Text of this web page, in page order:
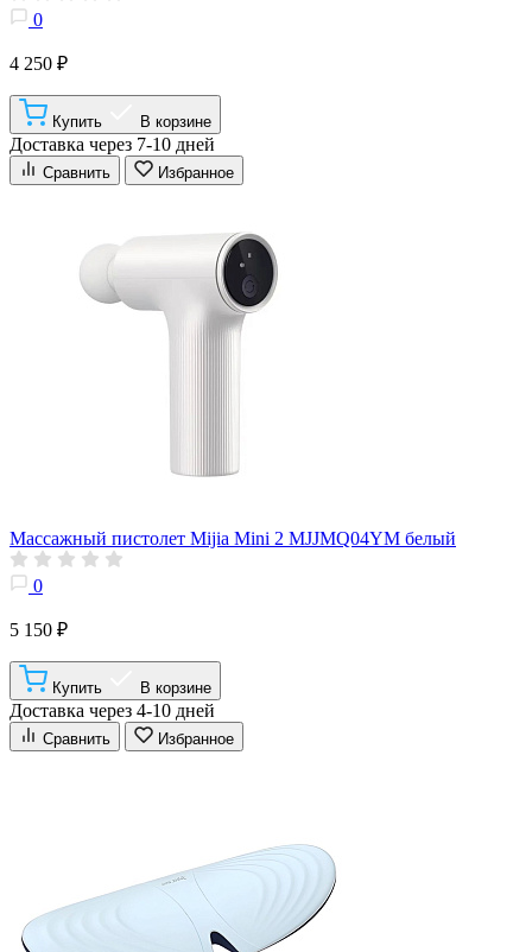
0
4 250 ₽
Купить В корзине
Доставка через 7-10 дней
Сравнить Избранное
Массажный пистолет Mijia Mini 2 MJJMQ04YM белый
0
5 150 ₽
Купить В корзине
Доставка через 4-10 дней
Сравнить Избранное